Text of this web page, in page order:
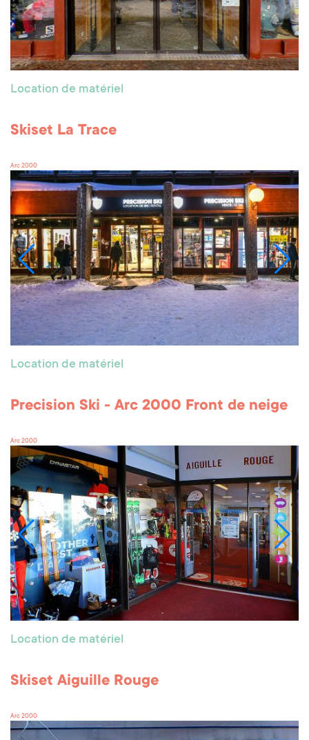
Location de matériel
Skiset La Trace
Arc 2000
Location de matériel
Precision Ski - Arc 2000 Front de neige
Arc 2000
Location de matériel
Skiset Aiguille Rouge
Arc 2000